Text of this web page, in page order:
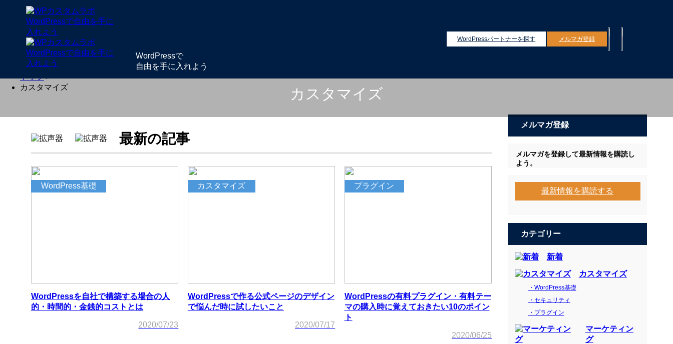
Warning: "continue" targeting switch is equivalent to "break". Did you mean to use "continue 2"? in
forms.phpon line210
Warning: "continue" targeting switch is equivalent to "break". Did you mean to use "continue 2"? in
/home/users/0/bumpei39/web/clmbs.jp/wpcustom/wp-content/plugins/all-in-one-seo-
pack/modules/aioseop_opengraph.php
WordPressで
自由を手に入れよう
WordPressパートナーを探す メルマガ登録
カスタマイズ
トップ＞
カスタマイズ
最新の記事
WordPress基礎
WordPressを自社で構築する場合の人
的・時間的・金銭的コストとは
2020/07/23
カスタマイズ
WordPressで作る公式ページのデザイン
で悩んだ時に試したいこと
2020/07/17
プラグイン
WordPressの有料プラグイン・有料テー
マの購入時に覚えておきたい10のポイン
ト
2020/06/25
メルマガ登録
メルマガを登録して最新情報を購読し
よう。
最新情報を購読する
カテゴリー
新着
カスタマイズ
・WordPress基礎
・セキュリティ
・プラグイン
マーケティン
グ